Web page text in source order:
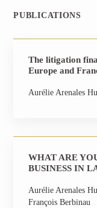
PUBLICATIONS
The litigation
Europe and
Aurélie Arenales
WHAT ARE
BUSINESS IN
Aurélie Arenales
François Berbinau